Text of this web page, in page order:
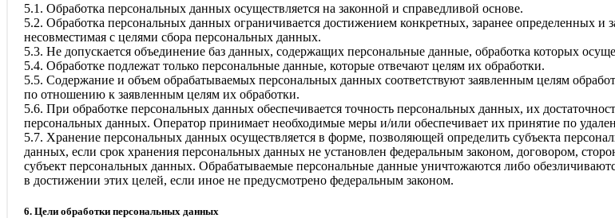
5.1. Обработка персональных данных осуществляется на законной и справедливой основе.
5.2. Обработка персональных данных ограничивается достижением конкретных, заранее определенных и
несовместимая с целями сбора персональных данных.
5.3. Не допускается объединение баз данных, содержащих персональные данные, обработка которых
5.4. Обработке подлежат только персональные данные, которые отвечают целям их обработки.
5.5. Содержание и объем обрабатываемых персональных данных соответствуют заявленным целям
по отношению к заявленным целям их обработки.
5.6. При обработке персональных данных обеспечивается точность персональных данных, их
персональных данных. Оператор принимает необходимые меры и/или обеспечивает их принятие по
5.7. Хранение персональных данных осуществляется в форме, позволяющей определить субъекта
данных, если срок хранения персональных данных не установлен федеральным законом, договором,
субъект персональных данных. Обрабатываемые персональные данные уничтожаются либо
в достижении этих целей, если иное не предусмотрено федеральным законом.
6. Цели обработки персональных данных